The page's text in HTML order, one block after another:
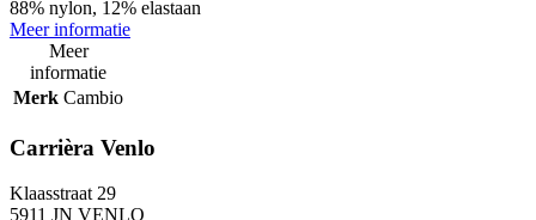
88% nylon, 12% elastaan
Meer informatie
Meer
informatie
Merk Cambio
Carrièra Venlo
Klaasstraat 29
5911 JN VENLO